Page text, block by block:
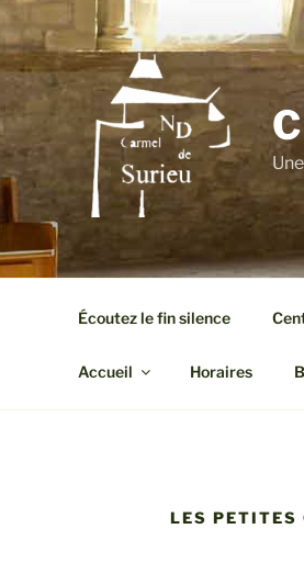
Écoutez le fin silence
Accueil Horaires
LES PETITES